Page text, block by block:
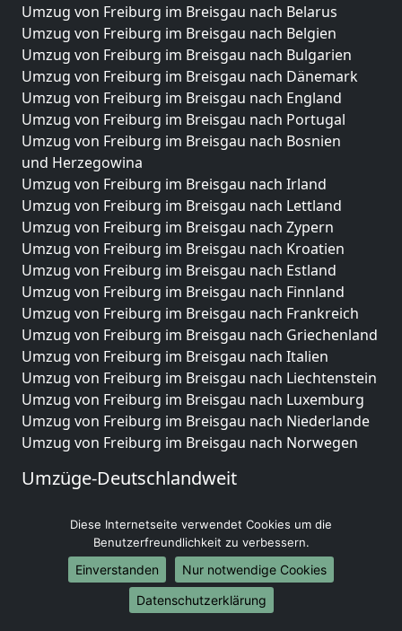
Umzug von Freiburg im Breisgau nach Belarus
Umzug von Freiburg im Breisgau nach Belgien
Umzug von Freiburg im Breisgau nach Bulgarien
Umzug von Freiburg im Breisgau nach Dänemark
Umzug von Freiburg im Breisgau nach England
Umzug von Freiburg im Breisgau nach Portugal
Umzug von Freiburg im Breisgau nach Bosnien
und Herzegowina
Umzug von Freiburg im Breisgau nach Irland
Umzug von Freiburg im Breisgau nach Lettland
Umzug von Freiburg im Breisgau nach Zypern
Umzug von Freiburg im Breisgau nach Kroatien
Umzug von Freiburg im Breisgau nach Estland
Umzug von Freiburg im Breisgau nach Finnland
Umzug von Freiburg im Breisgau nach Frankreich
Umzug von Freiburg im Breisgau nach Griechenland
Umzug von Freiburg im Breisgau nach Italien
Umzug von Freiburg im Breisgau nach Liechtenstein
Umzug von Freiburg im Breisgau nach Luxemburg
Umzug von Freiburg im Breisgau nach Niederlande
Umzug von Freiburg im Breisgau nach Norwegen
Umzüge-Deutschlandweit
Umzug von Freiburg im Breisgau nach Hamburg
Umzug von Freiburg im Breisgau nach München
Umzug von Freiburg im Breisgau nach Köln
Umzug von Freiburg im Breisgau nach Frankfurt am
Diese Internetseite verwendet Cookies um die
Benutzerfreundlichkeit zu verbessern.
Einverstanden
Nur notwendige Cookies
Datenschutzerklärung